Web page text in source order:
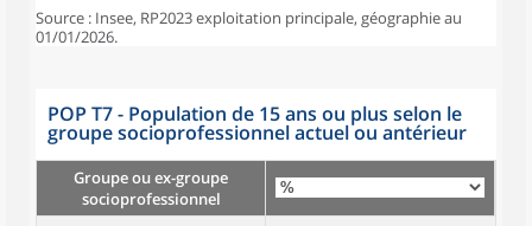
Source : Insee, RP2023 exploitation principale, géographie au
01/01/2026.
POP T7 - Population de 15 ans ou plus selon le
groupe socioprofessionnel actuel ou antérieur
Groupe ou ex-groupe
socioprofessionnel